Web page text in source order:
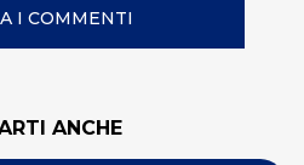
I COMMENTI
ANCHE